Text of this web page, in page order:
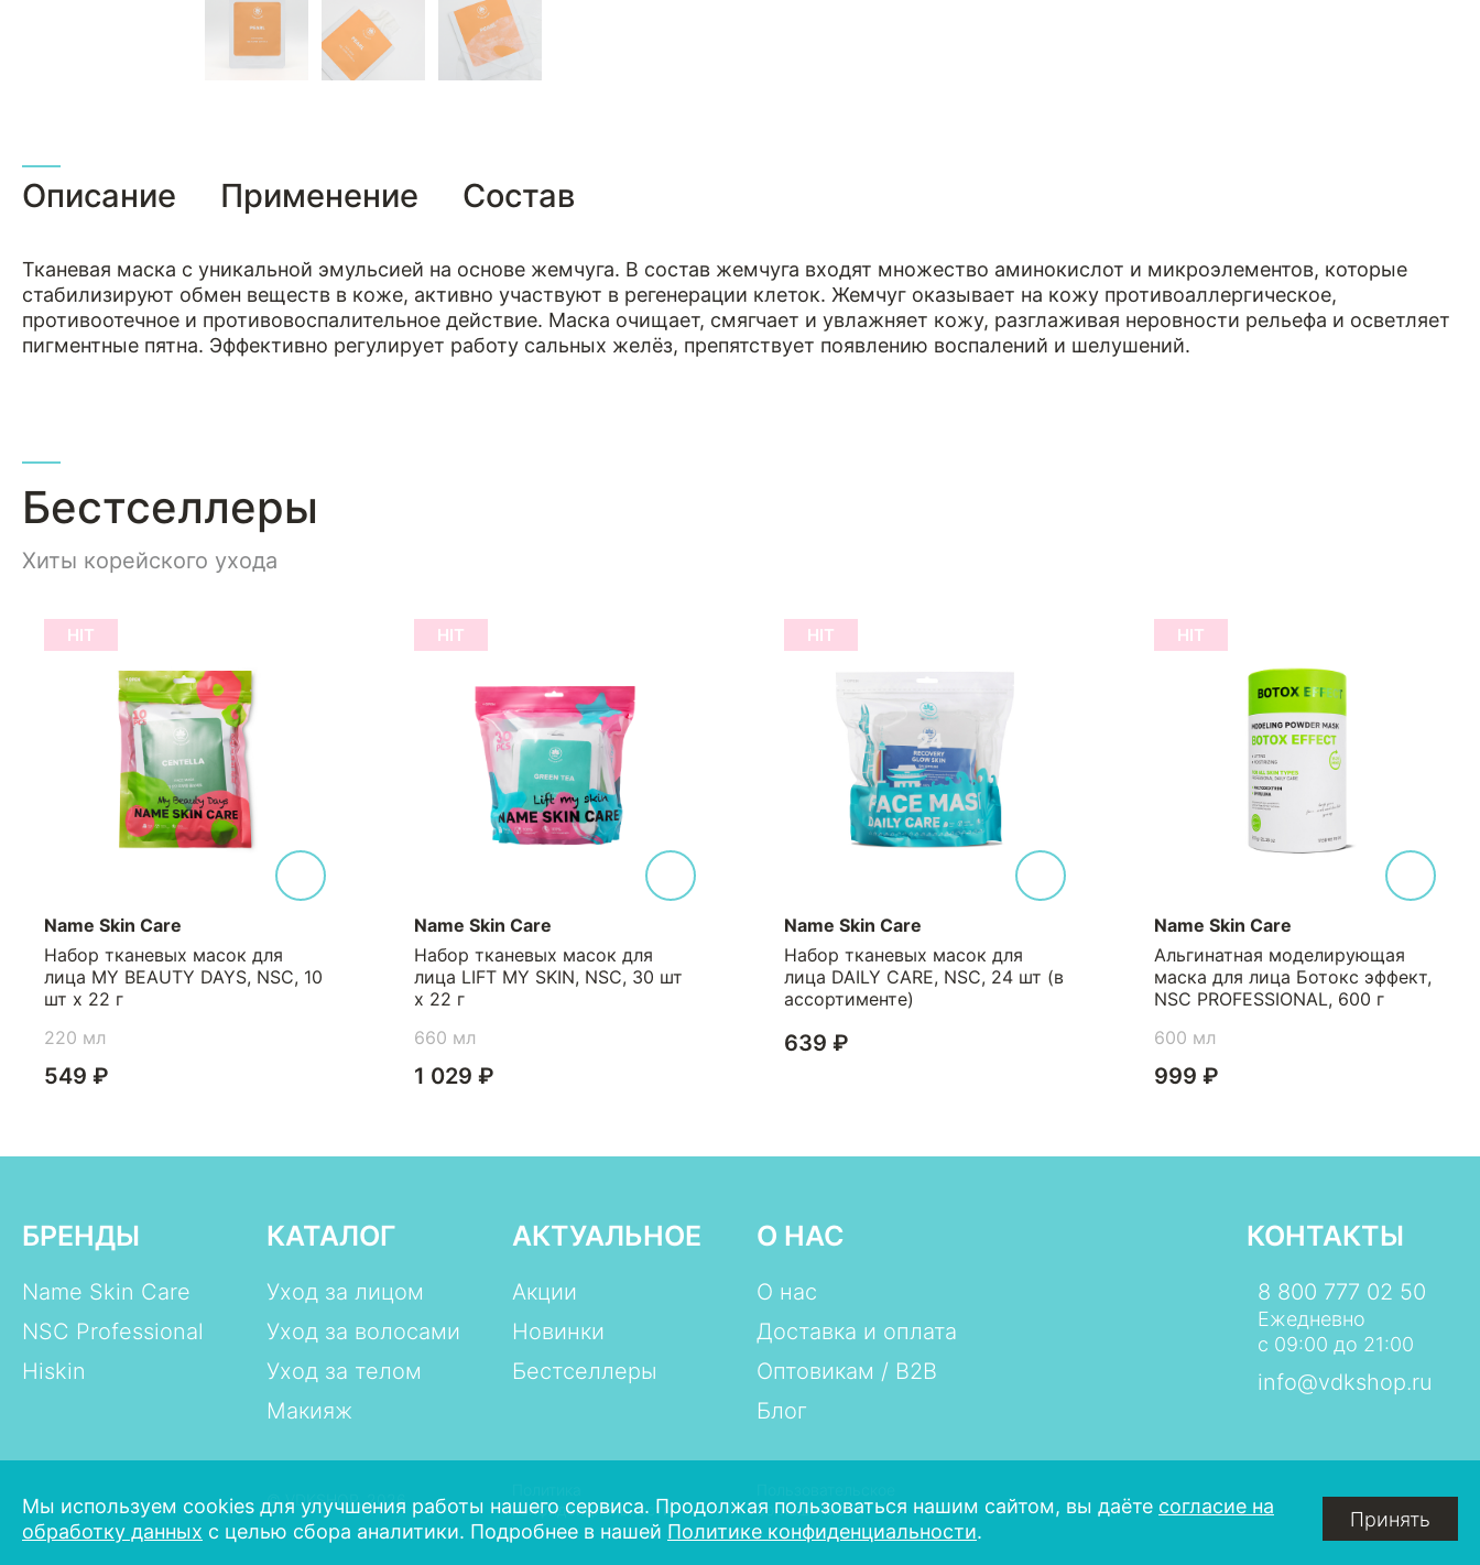
Описание Применение Состав
Тканевая маска с уникальной эмульсией на основе жемчуга. В состав жемчуга входят множество аминокислот и микроэлементов, которые
стабилизируют обмен веществ в коже, активно участвуют в регенерации клеток. Жемчуг оказывает на кожу противоаллергическое,
противоотечное и противовоспалительное действие. Маска очищает, смягчает и увлажняет кожу, разглаживая неровности рельефа и осветляет
пигментные пятна. Эффективно регулирует работу сальных желёз, препятствует появлению воспалений и шелушений.
Бестселлеры
Хиты корейского ухода
Skin Care
тканевых масок для
MY BEAUTY DAYS, NSC, 10
х 22 г
₽
Name Skin Care
Набор тканевых масок для
лица LIFT MY SKIN, NSC, 30 шт
1 029 ₽
Name Skin Care
Набор тканевых масок для
лица DAILY CARE, NSC, 24 шт (в
ассортименте)
639 ₽
Name Skin Care
Альгинатная моделирующая
маска для лица Ботокс эффект,
NSC PROFESSIONAL, 600 г
999 ₽
БРЕНДЫ
Name Skin Care
NSC Professional
Hiskin
КАТАЛОГ
Уход за лицом
Уход за волосами
Уход за телом
Макияж
АКТУАЛЬНОЕ
Акции
Новинки
Бестселлеры
О НАС
О нас
Доставка и оплата
Оптовикам / B2B
Блог
КОНТАКТЫ
8 800 777 02 50
Ежедневно
с 09:00 до 21:00
info@vdkshop.ru
© VDKSHOP, 2026
конфиденциальности
соглашение
Мы используем cookies для улучшения работы нашего сервиса. Продолжая пользоваться нашим сайтом, вы даёте согласие на
обработку данных с целью сбора аналитики. Подробнее в нашей Политике конфиденциальности.
Принять